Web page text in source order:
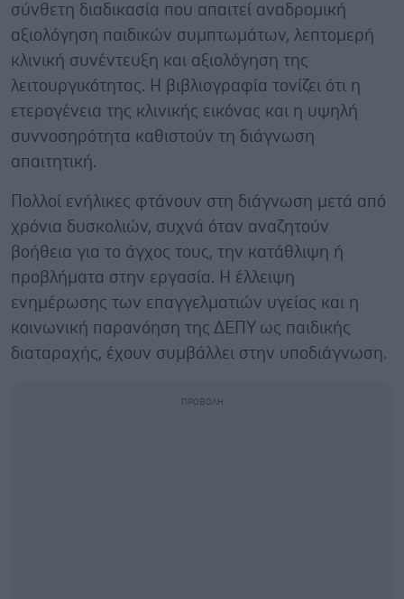
σύνθετη διαδικασία που απαιτεί αναδρομική
αξιολόγηση παιδικών συμπτωμάτων, λεπτομερή
κλινική συνέντευξη και αξιολόγηση της
λειτουργικότητας. Η βιβλιογραφία τονίζει ότι η
ετερογένεια της κλινικής εικόνας και η υψηλή
συννοσηρότητα καθιστούν τη διάγνωση
απαιτητική.
Πολλοί ενήλικες φτάνουν στη διάγνωση μετά από
χρόνια δυσκολιών, συχνά όταν αναζητούν
βοήθεια για το άγχος τους, την κατάθλιψη ή
προβλήματα στην εργασία. Η έλλειψη
ενημέρωσης των επαγγελματιών υγείας και η
κοινωνική παρανόηση της ΔΕΠΥ ως παιδικής
διαταραχής, έχουν συμβάλλει στην υποδιάγνωση.